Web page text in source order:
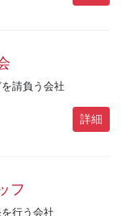
請負う会社
詳細
フ
行う会社